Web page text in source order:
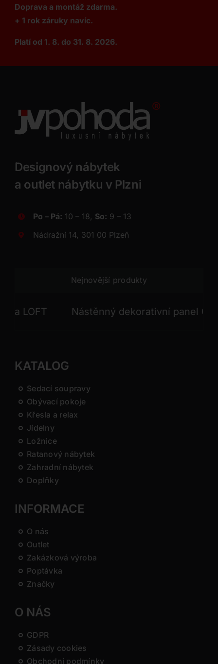
Doprava a montáž zdarma.
+ 1 rok záruky navíc.
Platí od 1. 8. do 31. 8. 2026.
Designový nábytek
a outlet nábytku v Plzni
Po – Pá: 10 – 18, So: 9 – 13
Nádražní 14, 301 00 Plzeň
Nejnovější produkty
Nástěnný dekorativní panel GONG
KATALOG
Sedací soupravy
Obývací pokoje
Křesla a relax
Jídelny
Ložnice
Ratanový nábytek
Zahradní nábytek
Doplňky
INFORMACE
O nás
Outlet
Zakázková výroba
Poptávka
Značky
O NÁS
GDPR
Zásady cookies
Obchodní podmínky